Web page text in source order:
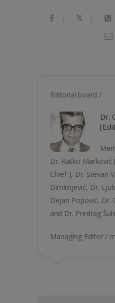
| |
Editorial board /
Dr.
Dr. Ratko
Chief ], Dr. Stevan
Dimitrijević, Dr.
Dejan Popović, Dr.
and Dr. Predrag
Managing Editor /